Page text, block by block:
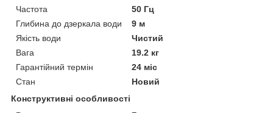
Частота
50 Гц
Глибина до дзеркала води
9 м
Якість води
Чистий
Вага
19.2 кг
Гарантійний термін
24 міс
Стан
Новий
Конструктивні особливості